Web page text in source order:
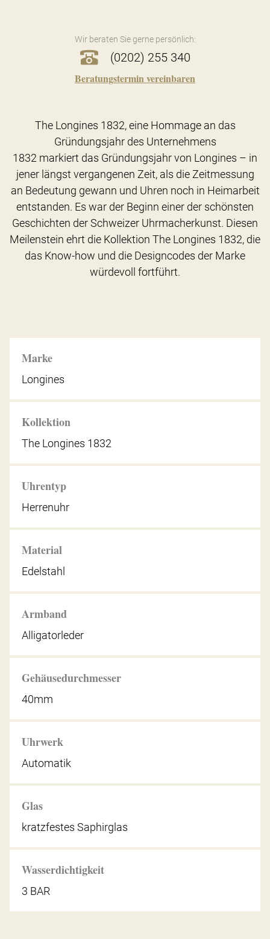
Wir beraten Sie gerne persönlich:
(0202) 255 340
Beratungstermin vereinbaren
Marke
Longines
Kollektion
The Longines 1832
Uhrentyp
Herrenuhr
Material
Edelstahl
Armband
Alligatorleder
Gehäusedurchmesser
40mm
Uhrwerk
Automatik
Glas
kratzfestes Saphirglas
Wasserdichtigkeit
3 BAR
The Longines 1832, eine Hommage an das
Gründungsjahr des Unternehmens
1832 markiert das Gründungsjahr von Longines – in
jener längst vergangenen Zeit, als die Zeitmessung
an Bedeutung gewann und Uhren noch in Heimarbeit
entstanden. Es war der Beginn einer der schönsten
Geschichten der Schweizer Uhrmacherkunst. Diesen
Meilenstein ehrt die Kollektion The Longines 1832, die
das Know-how und die Designcodes der Marke
würdevoll fortführt.